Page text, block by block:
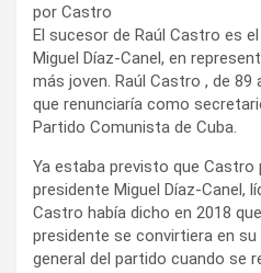
por Castro
El sucesor de Raúl Castro es
Miguel Díaz-Canel, en
más joven. Raúl Castro , de
que renunciaría como
Partido Comunista de Cuba.
Ya estaba previsto que Castro
presidente Miguel Díaz-Canel,
Castro había dicho en 2018
presidente se convirtiera en
general del partido cuando se